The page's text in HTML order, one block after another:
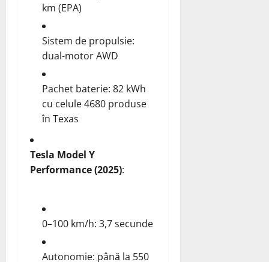
km (EPA)
Sistem de propulsie:
dual-motor AWD
Pachet baterie: 82 kWh
cu celule 4680 produse
în Texas
Tesla Model Y
Performance (2025):
0–100 km/h: 3,7 secunde
Autonomie: până la 550